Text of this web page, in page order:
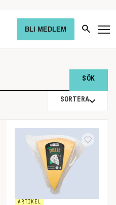
BLI MEDLEM
SORTERA
ARTIKEL